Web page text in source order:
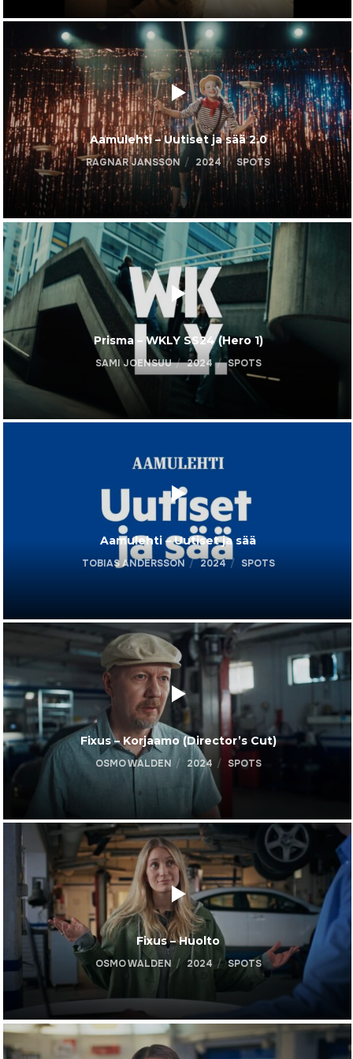
Aamulehti – Uutiset ja sää 2.0
RAGNAR JANSSON 2024 SPOTS
Prisma – WKLY SS24 (Hero 1)
SAMI JOENSUU 2024 SPOTS
Aamulehti – Uutiset ja sää
TOBIAS ANDERSSON 2024 SPOTS
Fixus – Korjaamo (Director’s Cut)
OSMO WALDEN 2024 SPOTS
Fixus – Huolto
OSMO WALDEN 2024 SPOTS